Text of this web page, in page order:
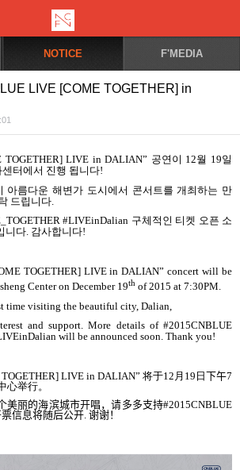
NOTICE F'MEDIA
LIVE [COME TOGETHER] in
TOGETHER] LIVE in DALIAN” 공연이 12월 19일
터에서 진행 됩니다!
아름다운 해변가 도시에서 콘서트를 개최하는 만
드립니다
#LIVEinDalian 구체적인 티켓 오픈 소
니다. 감사합니다!
TOGETHER] LIVE in DALIAN” concert will be
Center on December 19th of 2015 at 7:30PM.
time visiting the beautiful city, Dalian,
and support. More details of #2015CNBLUE
will be announced soon. Thank you!
LIVE in DALIAN” 将于12 月 19 日下午7
心举行。
美丽的海滨城市开唱 ，请多多支持#2015CNBLUE
信息将随后公开. 谢谢！